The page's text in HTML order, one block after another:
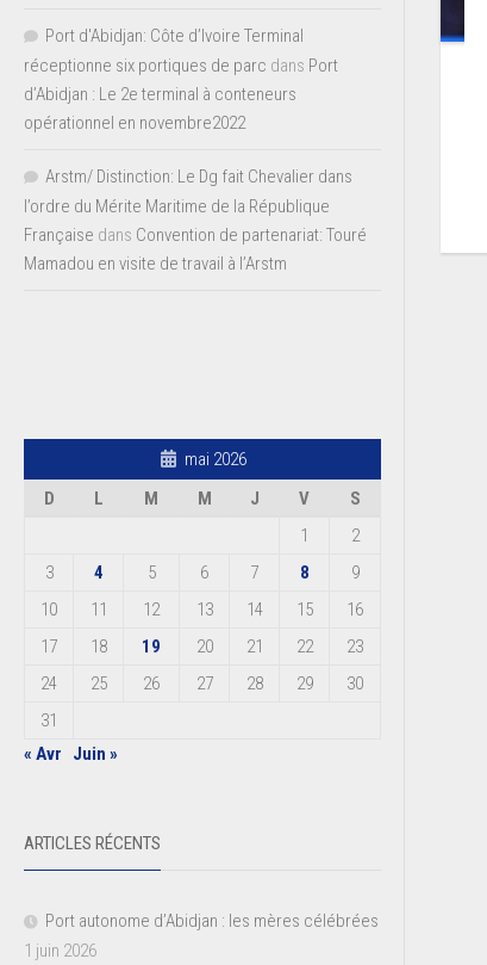
Port d'Abidjan: Côte d’Ivoire Terminal
réceptionne six portiques de parc dans Port
d’Abidjan : Le 2e terminal à conteneurs
opérationnel en novembre2022
Arstm/ Distinction: Le Dg fait Chevalier dans
l’ordre du Mérite Maritime de la République
Française dans Convention de partenariat: Touré
Mamadou en visite de travail à l’Arstm
mai 2026
D
L M M J V
S
1
2
3
4 5 6 7 8
9
10
11 12 13 14 15
16
17
18 19 20 21 22
23
24
25 26 27 28 29
30
31
« Avr
Juin »
ARTICLES RÉCENTS
Port autonome d’Abidjan : les mères célébrées
1 juin 2026